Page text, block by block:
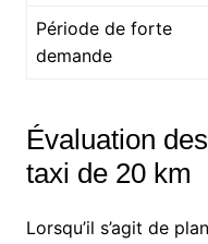
Période de forte
demande
Évaluation
taxi de 20 km
Lorsqu’il s’agit de